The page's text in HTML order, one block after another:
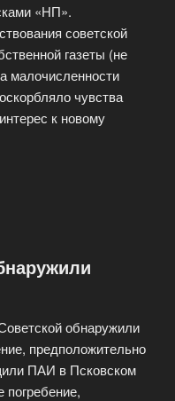
«НП».
советской
газеты (не
малочисленности
чувства
к новому
обнаружили
предположительно
ПАИ в Псковском
погребение,